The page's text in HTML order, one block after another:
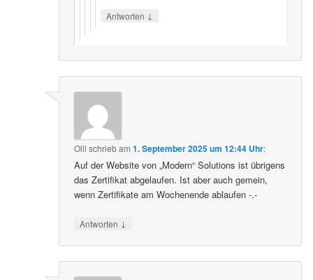
Antworten ↓
Olli schriebam1. September 2025 um 12:44 Uhr:
Auf der Website von „Modern“ Solutions ist übrigens
das Zertifikat abgelaufen. Ist aber auch gemein,
wenn Zertifikate am Wochenende ablaufen -.-
Antworten ↓